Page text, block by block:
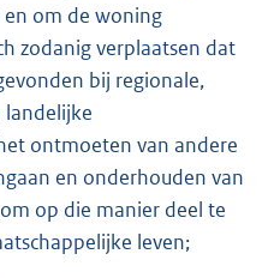
om de woning
zodanig verplaatsen dat
bij regionale,
landelijke
ontmoeten van andere
en onderhouden van
op die manier deel te
leven;